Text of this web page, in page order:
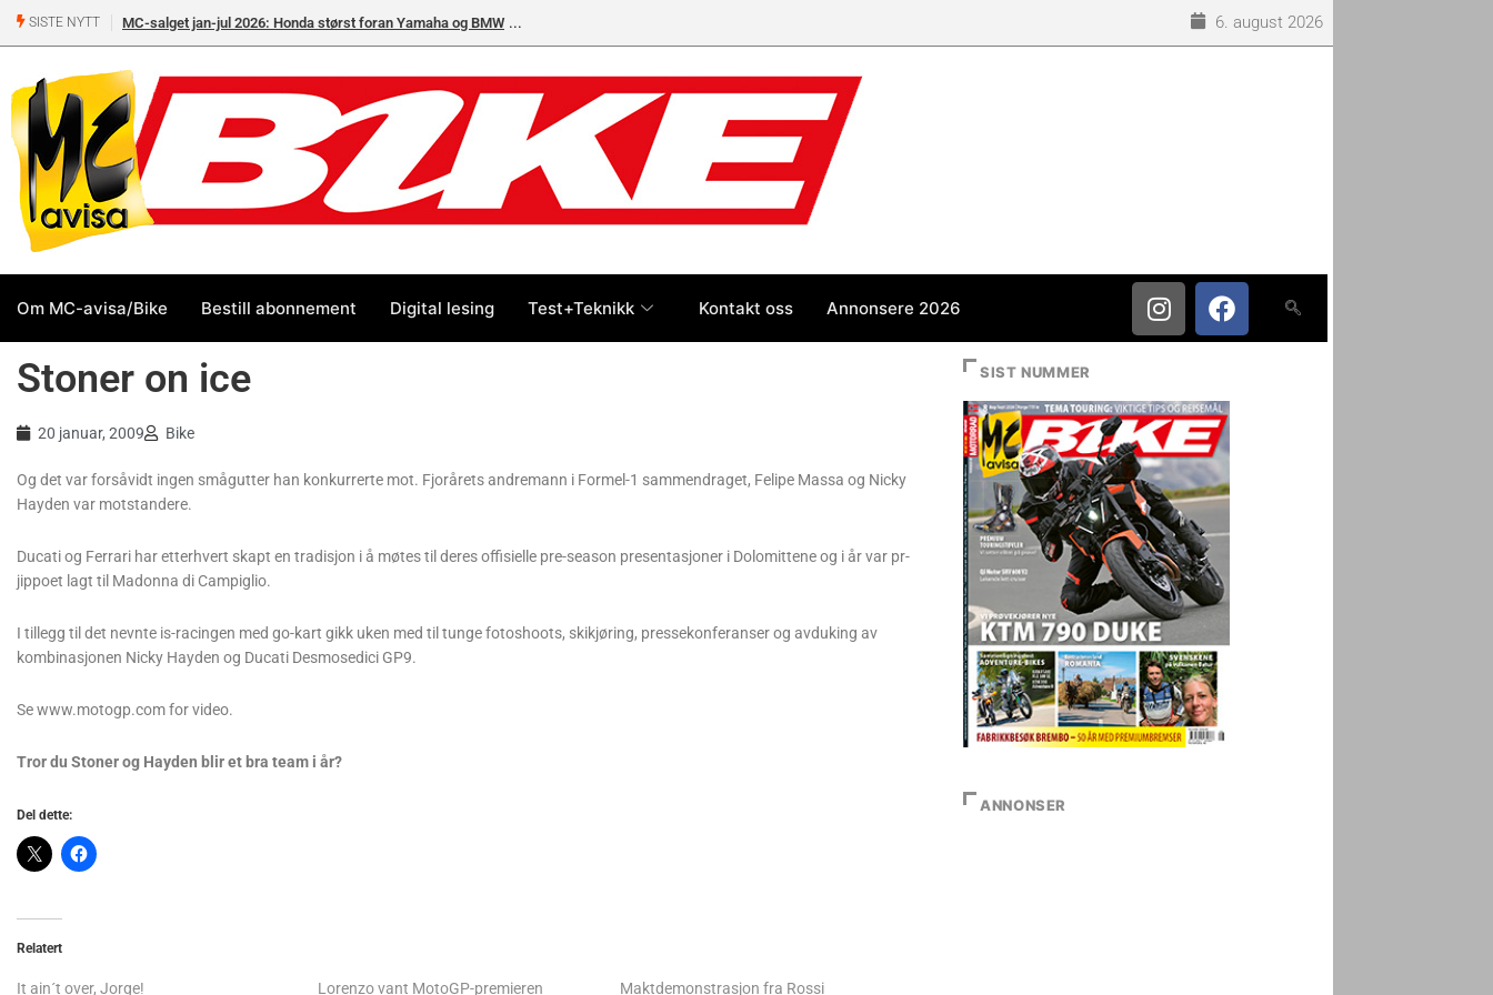
SISTE NYTT MC-salget jan-jul 2026: Honda størst foran Yamaha og BMW 6. august 2026
Om MC-avisa/Bike Bestill abonnement Digital lesing Test+Teknikk Kontakt oss Annonsere 2026
Stoner on ice
20 januar, 2009 Bike
Og det var forsåvidt ingen smågutter han konkurrerte mot. Fjorårets andremann i Formel-1 sammendraget, Felipe Massa og Nicky
Hayden var motstandere.
Ducati og Ferrari har etterhvert skapt en tradisjon i å møtes til deres offisielle pre-season presentasjoner i Dolomittene og i år var pr-
jippoet lagt til Madonna di Campiglio.
I tillegg til det nevnte is-racingen med go-kart gikk uken med til tunge fotoshoots, skikjøring, pressekonferanser og avduking av
kombinasjonen Nicky Hayden og Ducati Desmosedici GP9.
Se www.motogp.com for video.
Tror du Stoner og Hayden blir et bra team i år?
Del dette:
Relatert
It ain´t over, Jorge! Lorenzo vant MotoGP-premieren Maktdemonstrasjon fra Rossi
SIST NUMMER
ANNONSER